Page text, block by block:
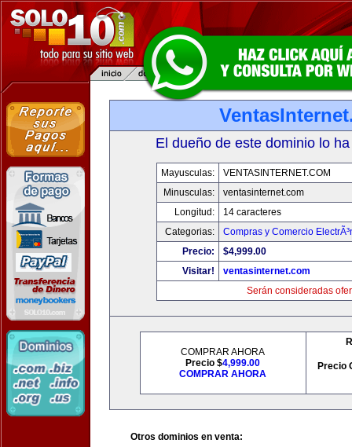
El dueño de este dominio lo
Mayusculas:
VENTASINTERNET.COM
Minusculas:
ventasinternet.com
Longitud:
14 caracteres
Categorias:
Compras y Comercio
Precio:
$4,999.00
Visitar!
ventasinternet.com
Serán consideradas
COMPRAR AHORA
Precio $4,999.00
COMPRAR AHORA
Precio
Otros dominios en venta: